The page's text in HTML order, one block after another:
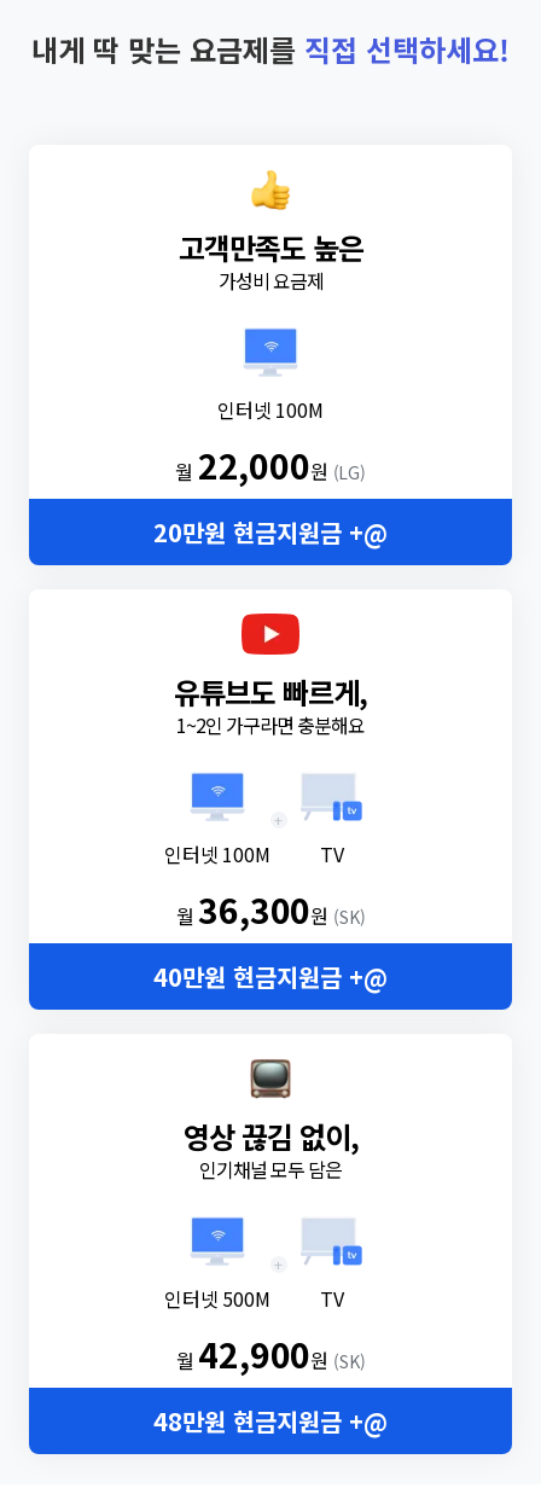
내게 딱 맞는 요금제를 직접 선택하세요!
고객만족도 높은
가성비 요금제
인터넷 100M
월 22,000원 (LG)
20만원 현금지원금 +@
유튜브도 빠르게,
1~2인 가구라면 충분해요
인터넷 100M
+
TV
월36,300원 (SK)
40만원 현금지원금 +@
영상 끊김 없이,
인기채널 모두 담은
인터넷 500M
+
TV
월 42,900원 (SK)
48만원 현금지원금 +@